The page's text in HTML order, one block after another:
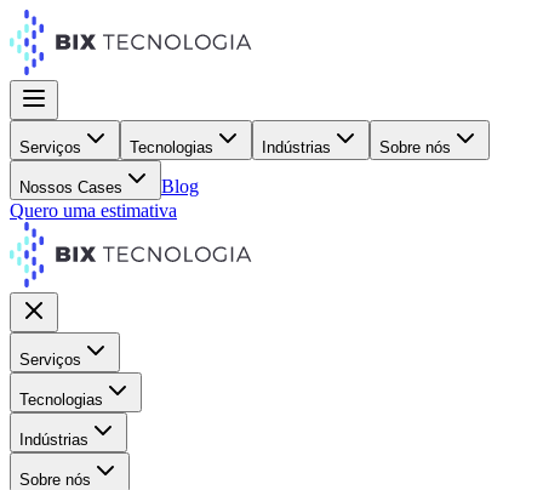
Serviços Tecnologias Indústrias Sobre nós
Nossos Cases
Blog
Quero uma estimativa
Serviços
Tecnologias
Indústrias
Sobre nós